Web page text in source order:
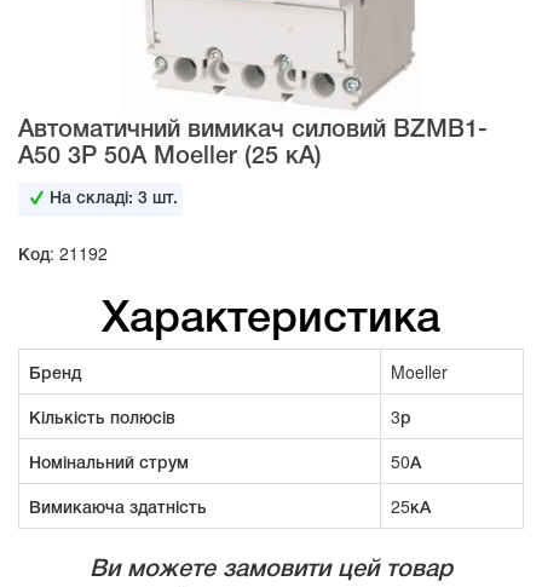
Автоматичний вимикач силовий BZMB1-
A50 3Р 50А Moeller (25 кА)
На складі:3 шт.
Код: 21192
Характеристика
Бренд
Moeller
Кількість полюсів
3р
Номінальний струм
50А
Вимикаюча здатність
25кА
Ви можете замовити цей товар